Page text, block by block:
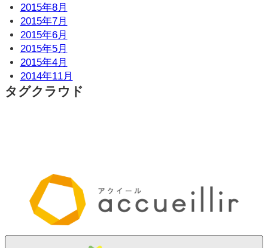
2015年8月
2015年7月
2015年6月
2015年5月
2015年4月
2014年11月
タグクラウド